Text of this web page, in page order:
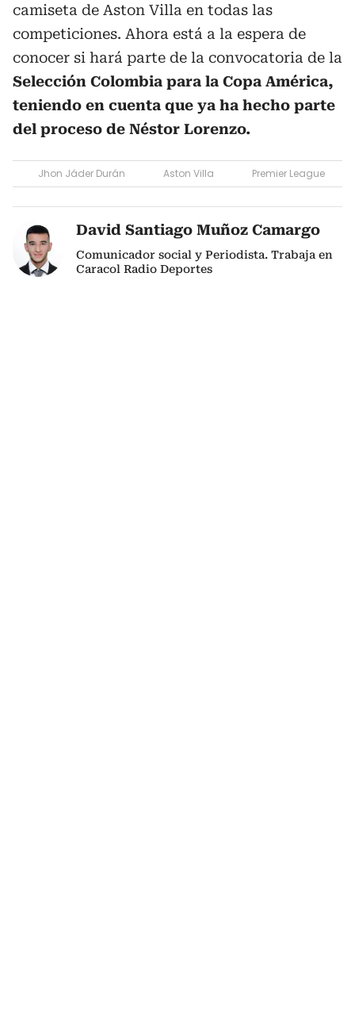
camiseta de Aston Villa en todas las
competiciones. Ahora está a la espera de
conocer si hará parte de la convocatoria de la
Selección Colombia para la Copa América,
teniendo en cuenta que ya ha hecho parte
del proceso de Néstor Lorenzo.
Jhon Jáder Durán Aston Villa Premier League
David Santiago Muñoz Camargo
Comunicador social y Periodista. Trabaja en
Caracol Radio Deportes